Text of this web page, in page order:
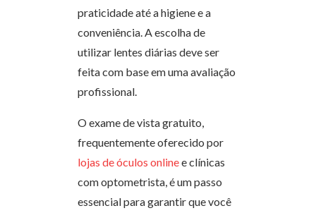
praticidade até a higiene e a
conveniência. A escolha de
utilizar lentes diárias deve ser
feita com base em uma avaliação
profissional.
O exame de vista gratuito,
frequentemente oferecido por
lojas de óculos onlinee clínicas
com optometrista, é um passo
essencial para garantir que você